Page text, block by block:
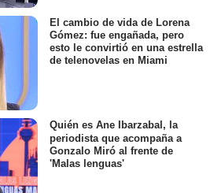
El cambio de vida de Lorena
Gómez: fue engañada, pero
esto le convirtió en una estrella
de telenovelas en Miami
Quién es Ane Ibarzabal, la
periodista que acompaña a
Gonzalo Miró al frente de
'Malas lenguas'